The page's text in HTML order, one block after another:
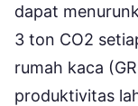
dapat
3 ton CO2
rumah kaca
produktivitas